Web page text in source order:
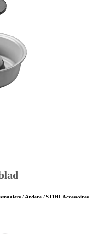
/ Andere / STIHL Accessoires